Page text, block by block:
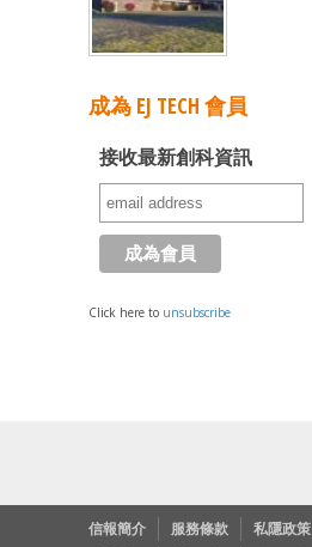
成為 EJ TECH 會員
接收最新創科資訊
Click here to unsubscribe
信報簡介 服務條款 私隱政策